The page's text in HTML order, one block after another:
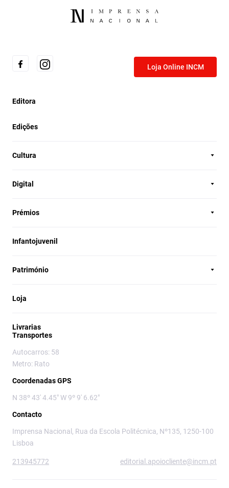
Loja Online INCM
Editora
Edições
Cultura
Digital
Prémios
Infantojuvenil
Património
Loja
Livrarias
Transportes
Autocarros: 58
Metro: Rato
Coordenadas GPS
N 38º 43' 4.45" W 9º 9' 6.62"
Contacto
Imprensa Nacional, Rua da Escola Politécnica, Nº135, 1250-100
Lisboa
213945772 editorial.apoiocliente@incm.pt